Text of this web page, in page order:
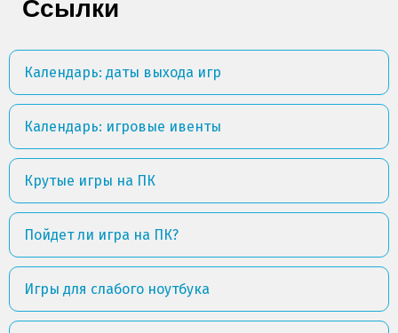
Ссылки
Календарь: даты выхода игр
Календарь: игровые ивенты
Крутые игры на ПК
Пойдет ли игра на ПК?
Игры для слабого ноутбука